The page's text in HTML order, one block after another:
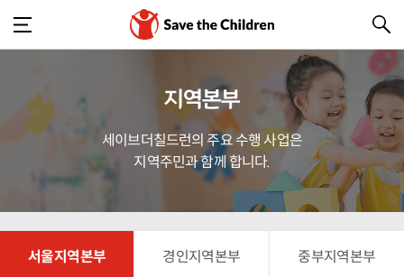
지역본부
세이브더칠드런의 주요 수행 사업은
지역주민과 함께 합니다.
서울지역본부 경인지역본부 중부지역본부